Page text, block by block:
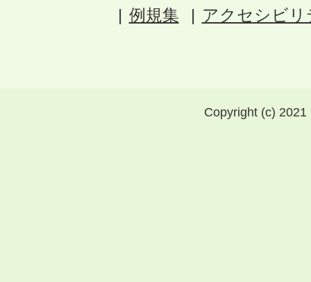
例規集
アクセシビ
Copyright (c)